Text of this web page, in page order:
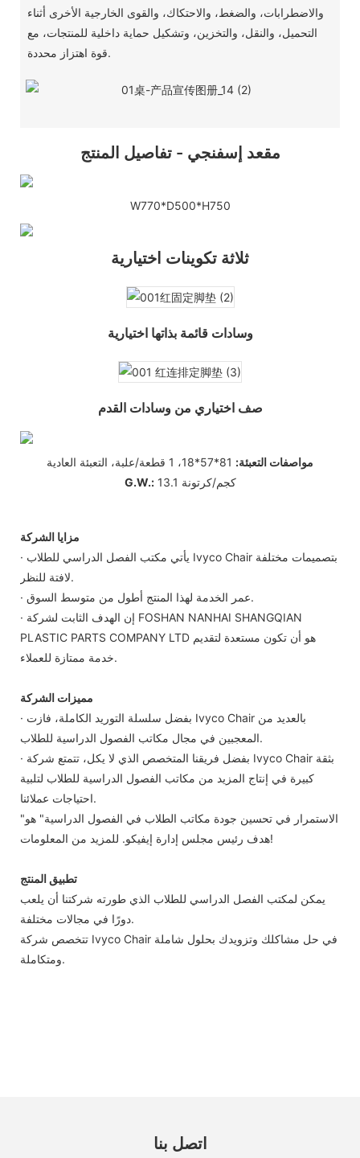
والاضطرابات، والضغط، والاحتكاك، والقوى الخارجية الأخرى أثناء
التحميل، والنقل، والتخزين، وتشكيل حماية داخلية للمنتجات، مع
قوة اهتزاز محددة.
مقعد إسفنجي - تفاصيل المنتج
W770*D500*H750
ثلاثة تكوينات اختيارية
وسادات قائمة بذاتها اختيارية
صف اختياري من وسادات القدم
مواصفات التعبئة:
G.W.:
13.1 كجم/كرتونة
مزايا الشركة
· يأتي مكتب الفصل الدراسي للطلاب Ivyco Chair بتصميمات مختلفة
لافتة للنظر.
· عمر الخدمة لهذا المنتج أطول من متوسط ​​​​السوق.
· إن الهدف الثابت لشركة FOSHAN NANHAI SHANGQIAN
PLASTIC PARTS COMPANY LTD هو أن تكون مستعدة لتقديم
خدمة ممتازة للعملاء.
مميزات الشركة
· بفضل سلسلة التوريد الكاملة، فازت Ivyco Chair بالعديد من
المعجبين في مجال مكاتب الفصول الدراسية للطلاب.
· بفضل فريقنا المتخصص الذي لا يكل، تتمتع شركة Ivyco Chair بثقة
كبيرة في إنتاج المزيد من مكاتب الفصول الدراسية للطلاب لتلبية
احتياجات عملائنا.
"الاستمرار في تحسين جودة مكاتب الطلاب في الفصول الدراسية" هو
هدف رئيس مجلس إدارة إيفيكو. للمزيد من المعلومات!
تطبيق المنتج
يمكن لمكتب الفصل الدراسي للطلاب الذي طورته شركتنا أن يلعب
دورًا في مجالات مختلفة.
تتخصص شركة Ivyco Chair في حل مشاكلك وتزويدك بحلول شاملة
ومتكاملة.
اتصل بنا